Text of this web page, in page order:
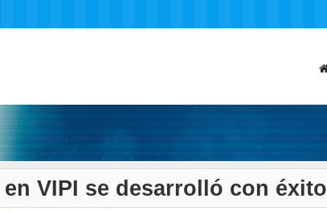
VIPI se desarrolló con éxito